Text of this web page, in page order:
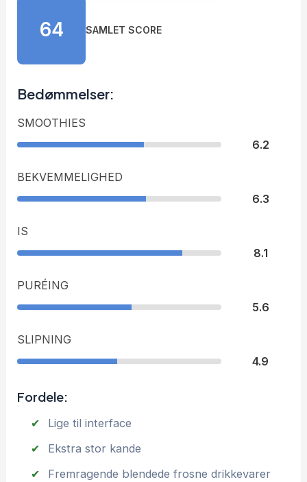
64 SAMLET SCORE
Bedømmelser:
SMOOTHIES
6.2
BEKVEMMELIGHED
6.3
IS
8.1
PURÉING
5.6
SLIPNING
4.9
Fordele:
Lige til interface
Ekstra stor kande
Fremragende blendede frosne drikkevarer